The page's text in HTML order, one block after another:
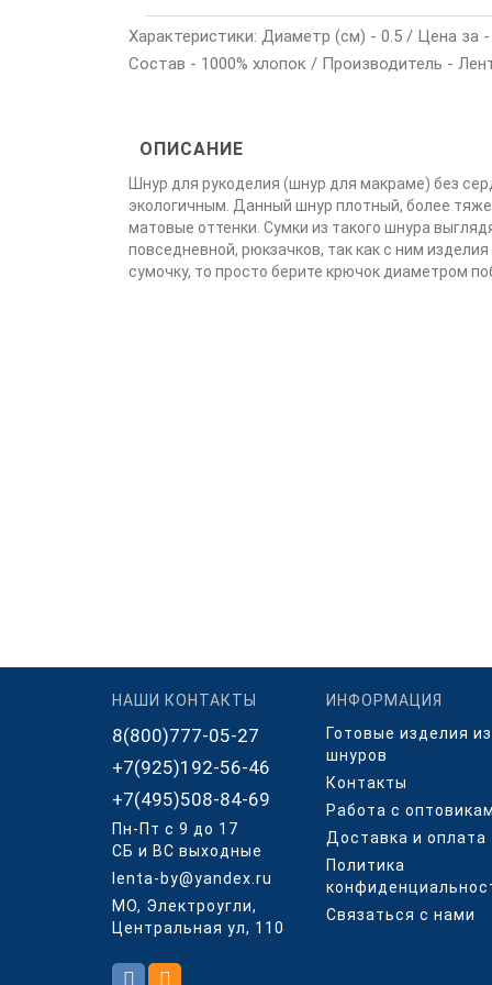
Характеристики: Диаметр (см) - 0.5 / Цена за
Состав - 1000% хлопок / Производитель -
ОПИСАНИЕ
Шнур для рукоделия (шнур для макраме) без
экологичным. Данный шнур плотный, более
матовые оттенки. Сумки из такого шнура
повседневной, рюкзачков, так как с ним
сумочку, то просто берите крючок диаметром
НАШИ КОНТАКТЫ
8(800)777-05-27
+7(925)192-56-46
+7(495)508-84-69
Пн-Пт с 9 до 17
СБ и ВС выходные
lenta-by@yandex.ru
МО, Электроугли,
Центральная ул, 110
ИНФОРМАЦИЯ
Готовые изделия из
шнуров
Контакты
Работа с
Доставка и оплата
Политика
Связаться с нами